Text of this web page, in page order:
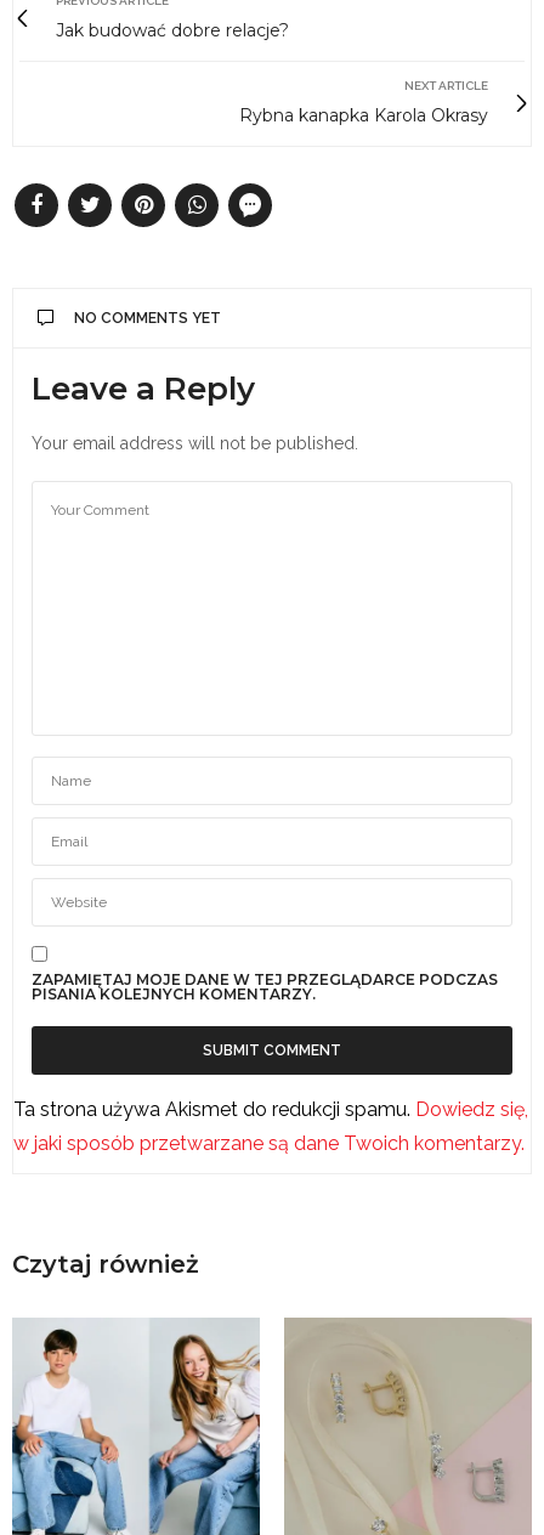
Jak budować dobre relacje?
NEXT ARTICLE
Rybna kanapka Karola Okrasy
NO COMMENTS YET
Leave a Reply
Your email address will not be published.
ZAPAMIĘTAJ MOJE DANE W TEJ PRZEGLĄDARCE PODCZAS
PISANIA KOLEJNYCH KOMENTARZY.
Ta strona używa Akismet do redukcji spamu. Dowiedz się,
w jaki sposób przetwarzane są dane Twoich komentarzy.
Czytaj również